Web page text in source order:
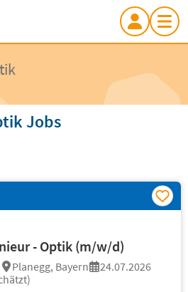
Jobs
- Optik (m/w/d)
Planegg, Bayern
24.07.2026